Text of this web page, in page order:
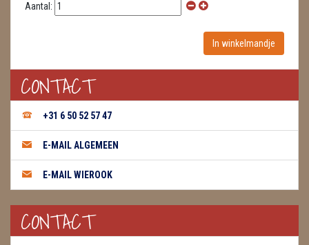
WIEROOK, OLIE & TOEBEHOREN
Aantal:
CONTACT
+31 6 50 52 57 47
E-MAIL ALGEMEEN
E-MAIL WIEROOK
CONTACT